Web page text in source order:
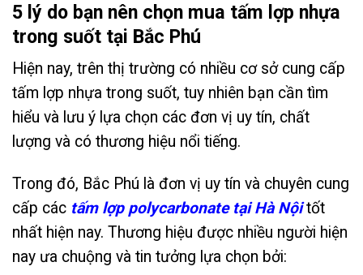
5 lý do bạn nên chọn mua tấm lợp nhựa
trong suốt tại Bắc Phú
Hiện nay, trên thị trường có nhiều cơ sở cung cấp
tấm lợp nhựa trong suốt, tuy nhiên bạn cần tìm
hiểu và lưu ý lựa chọn các đơn vị uy tín, chất
lượng và có thương hiệu nổi tiếng.
Trong đó, Bắc Phú là đơn vị uy tín và chuyên cung
cấp các tấm lợp polycarbonate tại Hà Nộitốt
nhất hiện nay. Thương hiệu được nhiều người hiện
nay ưa chuộng và tin tưởng lựa chọn bởi: